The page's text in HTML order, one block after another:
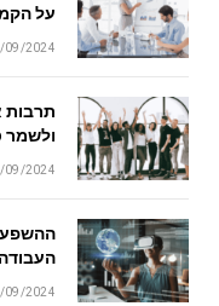
על
09/2024
תרבות
ולשמר
09/2024
העבודה
09/2024